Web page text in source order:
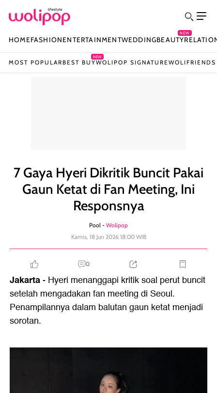
HOMEFASHIONENTERTAINMENTWEDDINGBEAUTY
NEW
MOST POPULAR BEST BUY
NEW
WOLIPOP SIGNATUREWOLIFRIENDS
7 Gaya Hyeri Dikritik Buncit Pakai
Gaun Ketat di Fan Meeting, Ini
Responsnya
Pool - Wolipop
Kamis, 18 Jun 2026 18:00 WIB
0
Jakarta- Hyeri menanggapi kritik soal perut buncit
setelah mengadakan fan meeting di Seoul.
Penampilannya dalam balutan gaun ketat menjadi
sorotan.